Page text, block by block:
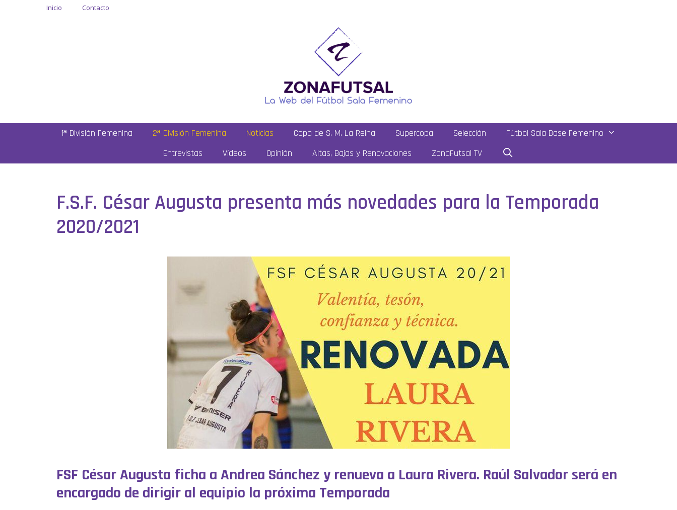
Inicio Contacto
1ª División Femenina 2ª División Femenina Noticias Copa de S. M. La Reina Supercopa Selección
Fútbol Sala Base Femenino
Entrevistas
Vídeos Opinión Altas, Bajas y Renovaciones ZonaFutsal TV
F.S.F. César Augusta presenta más novedades para la Temporada
2020/2021
FSF César Augusta ficha a Andrea Sánchez y renueva a Laura Rivera. Raúl Salvador será en
encargado de dirigir al equipio la próxima Temporada